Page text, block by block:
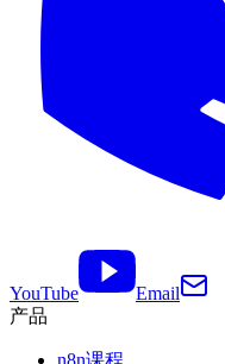
YouTube
Email
产品
n8n课程